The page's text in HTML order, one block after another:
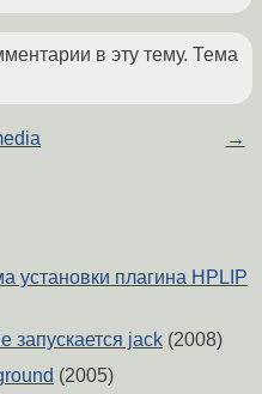
в эту тему. Тема
→
установки плагина HPLIP
запускается jack (2008)
(2005)